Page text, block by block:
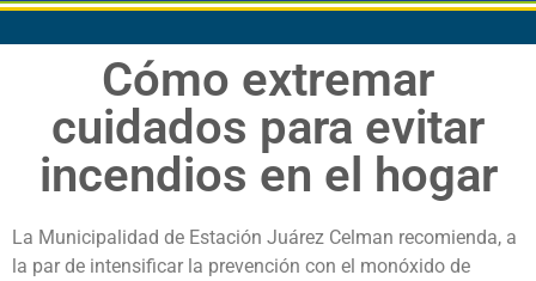
Cómo extremar
cuidados para evitar
incendios en el hogar
La Municipalidad de Estación Juárez Celman recomienda, a
la par de intensificar la prevención con el monóxido de